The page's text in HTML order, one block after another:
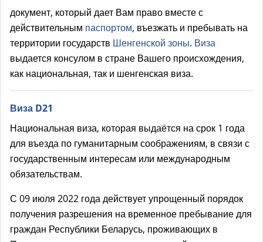
ш
н
я
я
с
с
л
к
а
документ, который дает Вам право вместе с
действительным паспортом, въезжать и пребывать на
территории государств Шенгенской зоны. Виза
выдается консулом в стране Вашего происхождения,
как национальная, так и шенгенская виза.
Виза D21
Национальная виза, которая выдаётся на срок 1 года
для въезда по гуманитарным соображениям, в связи с
государственным интересам или международным
обязательствам.
С 09 июля 2022 года действует упрощенный порядок
получения разрешения на временное пребывание для
граждан Республики Беларусь, проживающих в